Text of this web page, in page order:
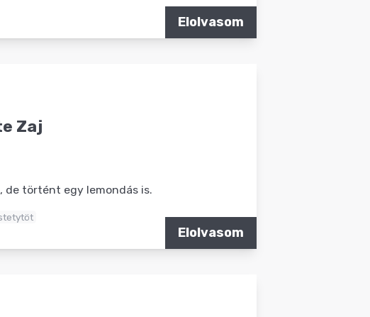
Elolvasom
Zaj
de történt egy lemondás is.
Elolvasom